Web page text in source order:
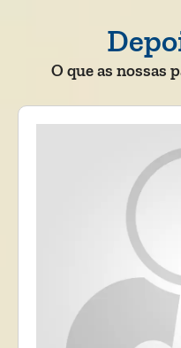
O que as nossas